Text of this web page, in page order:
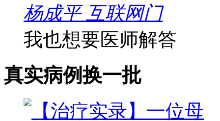
杨成平 互联网门
我也想要医师解答
真实病例换一批